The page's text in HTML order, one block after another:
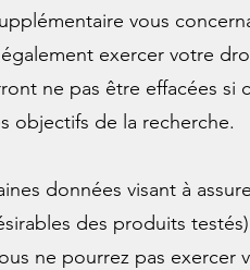
vous
exercer votre
ne pas être effacées
objectifs de la recherche.
données visant à
des produits
ne pourrez pas